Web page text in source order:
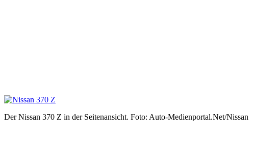
Der Nissan 370 Z in der Seitenansicht. Foto: Auto-Medienportal.Net/Nissan